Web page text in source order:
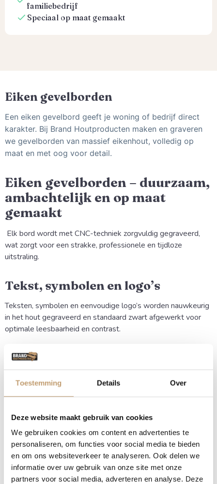
Toestemming Details Over
Deze website maakt gebruik van cookies
We gebruiken cookies om content en advertenties te
personaliseren, om functies voor social media te bieden
en om ons websiteverkeer te analyseren. Ook delen we
informatie over uw gebruik van onze site met onze
partners voor social media, adverteren en analyse. Deze
familiebedrijf
Speciaal op maat gemaakt
Eiken gevelborden
Een eiken gevelbord geeft je woning of bedrijf direct
karakter. Bij Brand Houtproducten maken en graveren
we gevelborden van massief eikenhout, volledig op
maat en met oog voor detail.
Eiken gevelborden – duurzaam,
ambachtelijk en op maat
gemaakt
Elk bord wordt met CNC-techniek zorgvuldig gegraveerd,
wat zorgt voor een strakke, professionele en tijdloze
uitstraling.
Tekst, symbolen en logo’s
Teksten, symbolen en eenvoudige logo’s worden nauwkeurig
in het hout gegraveerd en standaard zwart afgewerkt voor
optimale leesbaarheid en contrast.
De prijs voor het graveren wordt automatisch berekend op
basis van de grootte van het ontwerp, zodat je altijd direct
een eerlijke en duidelijke totaalprijs ziet. Ook het graveren
met je mee over de beste uitvoering en bijpassende prijs.
Massief eikenhout en maatwerk
Onze eiken gevelborden worden gemaakt van hoogwaardig,
massief eikenhout dat geschikt is voor buitengebruik en